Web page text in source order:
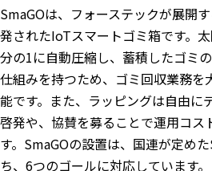
SmaGOは、フォーステックが展開
発されたIoTスマートゴミ箱です。
分の1に自動圧縮し、蓄積したゴミ
仕組みを持つため、ゴミ回収業務を
能です。また、ラッピングは自由に
啓発や、協賛を募ることで運用コス
す。SmaGOの設置は、国連が定め
ち、6つのゴールに対応しています。